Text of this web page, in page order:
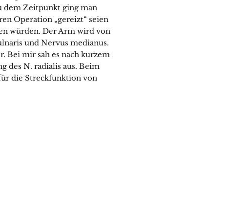
dem Zeitpunkt ging man
Operation „gereizt“ seien
würden. Der Arm wird von
und Nervus medianus.
Bei mir sah es nach kurzem
des N. radialis aus. Beim
die Streckfunktion von